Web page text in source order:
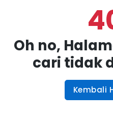
Oh no,
cari tidak
Kembali